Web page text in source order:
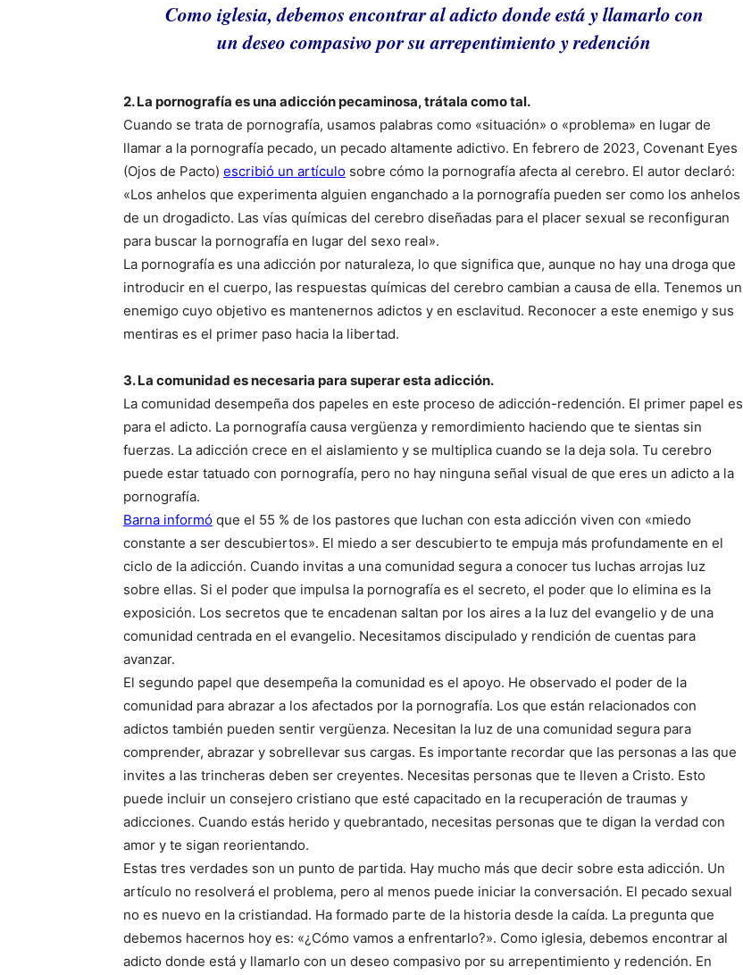
Como iglesia, debemos encontrar al adicto donde está y llamarlo con
un deseo compasivo por su arrepentimiento y redención
2. La pornografía es una adicción pecaminosa, trátala como tal.
Cuando se trata de pornografía, usamos palabras como «situación» o «problema» en lugar de
llamar a la pornografía pecado, un pecado altamente adictivo. En febrero de 2023, Covenant Eyes
(Ojos de Pacto) escribió un artículo sobre cómo la pornografía afecta al cerebro. El autor declaró:
«Los anhelos que experimenta alguien enganchado a la pornografía pueden ser como los anhelos
de un drogadicto. Las vías químicas del cerebro diseñadas para el placer sexual se reconfiguran
para buscar la pornografía en lugar del sexo real».
La pornografía es una adicción por naturaleza, lo que significa que, aunque no hay una droga que
introducir en el cuerpo, las respuestas químicas del cerebro cambian a causa de ella. Tenemos un
enemigo cuyo objetivo es mantenernos adictos y en esclavitud. Reconocer a este enemigo y sus
mentiras es el primer paso hacia la libertad.
3. La comunidad es necesaria para superar esta adicción.
La comunidad desempeña dos papeles en este proceso de adicción-redención. El primer papel es
para el adicto. La pornografía causa vergüenza y remordimiento haciendo que te sientas sin
fuerzas. La adicción crece en el aislamiento y se multiplica cuando se la deja sola. Tu cerebro
puede estar tatuado con pornografía, pero no hay ninguna señal visual de que eres un adicto a la
pornografía.
Barna informó que el 55 % de los pastores que luchan con esta adicción viven con «miedo
constante a ser descubiertos». El miedo a ser descubierto te empuja más profundamente en el
ciclo de la adicción. Cuando invitas a una comunidad segura a conocer tus luchas arrojas luz
sobre ellas. Si el poder que impulsa la pornografía es el secreto, el poder que lo elimina es la
exposición. Los secretos que te encadenan saltan por los aires a la luz del evangelio y de una
comunidad centrada en el evangelio. Necesitamos discipulado y rendición de cuentas para
avanzar.
El segundo papel que desempeña la comunidad es el apoyo. He observado el poder de la
comunidad para abrazar a los afectados por la pornografía. Los que están relacionados con
adictos también pueden sentir vergüenza. Necesitan la luz de una comunidad segura para
comprender, abrazar y sobrellevar sus cargas. Es importante recordar que las personas a las que
invites a las trincheras deben ser creyentes. Necesitas personas que te lleven a Cristo. Esto
puede incluir un consejero cristiano que esté capacitado en la recuperación de traumas y
adicciones. Cuando estás herido y quebrantado, necesitas personas que te digan la verdad con
amor y te sigan reorientando.
Estas tres verdades son un punto de partida. Hay mucho más que decir sobre esta adicción. Un
artículo no resolverá el problema, pero al menos puede iniciar la conversación. El pecado sexual
no es nuevo en la cristiandad. Ha formado parte de la historia desde la caída. La pregunta que
debemos hacernos hoy es: «¿Cómo vamos a enfrentarlo?». Como iglesia, debemos encontrar al
adicto donde está y llamarlo con un deseo compasivo por su arrepentimiento y redención. En